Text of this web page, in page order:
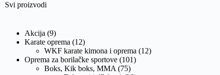
Svi proizvodi
Akcija (9)
Karate oprema (12)
WKF karate kimona i oprema (12)
Oprema za borilačke sportove (101)
Boks, Kik boks, MMA (75)